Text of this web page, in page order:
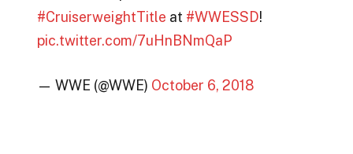
#CruiserweightTitle at #WWESSD!
pic.twitter.com/7uHnBNmQaP
— WWE (@WWE) October 6, 2018